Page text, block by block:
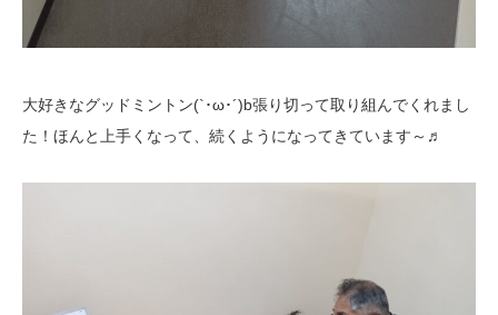
大好きなグッドミントン(`･ω･´)b張り切って取り組んでくれまし
た！ほんと上手くなって、続くようになってきています～♬